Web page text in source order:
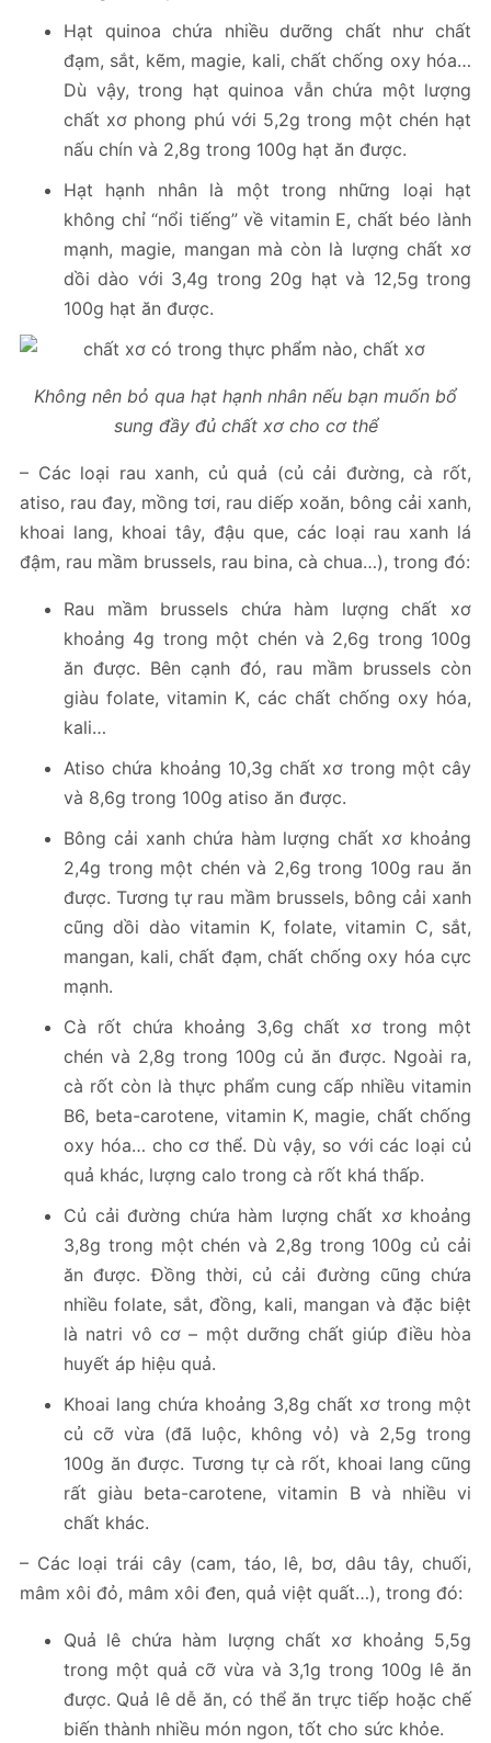
Hạt quinoa chứa nhiều dưỡng chất như chất
đạm, sắt, kẽm, magie, kali, chất chống oxy hóa…
Dù vậy, trong hạt quinoa vẫn chứa một lượng
chất xơ phong phú với 5,2g trong một chén hạt
nấu chín và 2,8g trong 100g hạt ăn được.
Hạt hạnh nhân là một trong những loại hạt
không chỉ “nổi tiếng” về vitamin E, chất béo lành
mạnh, magie, mangan mà còn là lượng chất xơ
dồi dào với 3,4g trong 20g hạt và 12,5g trong
100g hạt ăn được.
Không nên bỏ qua hạt hạnh nhân nếu bạn muốn bổ
sung đầy đủ chất xơ cho cơ thể
– Các loại rau xanh, củ quả (củ cải đường, cà rốt,
atiso, rau đay, mồng tơi, rau diếp xoăn, bông cải xanh,
khoai lang, khoai tây, đậu que, các loại rau xanh lá
đậm, rau mầm brussels, rau bina, cà chua…), trong đó:
Rau mầm brussels chứa hàm lượng chất xơ
khoảng 4g trong một chén và 2,6g trong 100g
ăn được. Bên cạnh đó, rau mầm brussels còn
giàu folate, vitamin K, các chất chống oxy hóa,
kali…
Atiso chứa khoảng 10,3g chất xơ trong một cây
và 8,6g trong 100g atiso ăn được.
Bông cải xanh chứa hàm lượng chất xơ khoảng
2,4g trong một chén và 2,6g trong 100g rau ăn
được. Tương tự rau mầm brussels, bông cải xanh
cũng dồi dào vitamin K, folate, vitamin C, sắt,
mangan, kali, chất đạm, chất chống oxy hóa cực
mạnh.
Cà rốt chứa khoảng 3,6g chất xơ trong một
chén và 2,8g trong 100g củ ăn được. Ngoài ra,
cà rốt còn là thực phẩm cung cấp nhiều vitamin
B6, beta-carotene, vitamin K, magie, chất chống
oxy hóa… cho cơ thể. Dù vậy, so với các loại củ
quả khác, lượng calo trong cà rốt khá thấp.
Củ cải đường chứa hàm lượng chất xơ khoảng
3,8g trong một chén và 2,8g trong 100g củ cải
ăn được. Đồng thời, củ cải đường cũng chứa
nhiều folate, sắt, đồng, kali, mangan và đặc biệt
là natri vô cơ – một dưỡng chất giúp điều hòa
huyết áp hiệu quả.
Khoai lang chứa khoảng 3,8g chất xơ trong một
củ cỡ vừa (đã luộc, không vỏ) và 2,5g trong
100g ăn được. Tương tự cà rốt, khoai lang cũng
rất giàu beta-carotene, vitamin B và nhiều vi
chất khác.
– Các loại trái cây (cam, táo, lê, bơ, dâu tây, chuối,
mâm xôi đỏ, mâm xôi đen, quả việt quất…), trong đó:
Quả lê chứa hàm lượng chất xơ khoảng 5,5g
trong một quả cỡ vừa và 3,1g trong 100g lê ăn
được. Quả lê dễ ăn, có thể ăn trực tiếp hoặc chế
biến thành nhiều món ngon, tốt cho sức khỏe.